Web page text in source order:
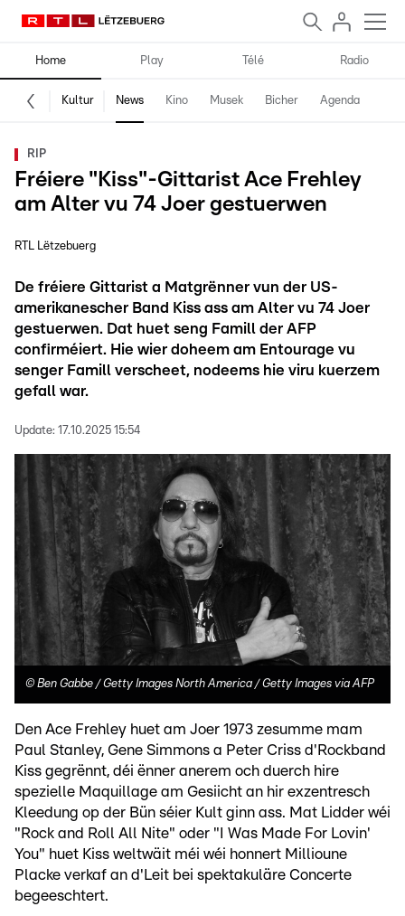
Home Play Télé Radio
Kultur News Kino Musek Bicher Agenda
RIP
Fréiere "Kiss"-Gittarist Ace Frehley
am Alter vu 74 Joer gestuerwen
RTL Lëtzebuerg
De fréiere Gittarist a Matgrënner vun der US-
amerikanescher Band Kiss ass am Alter vu 74 Joer
gestuerwen. Dat huet seng Famill der AFP
confirméiert. Hie wier doheem am Entourage vu
senger Famill verscheet, nodeems hie viru kuerzem
gefall war.
Update: 17.10.2025 15:54
© Ben Gabbe / Getty Images North America / Getty Images via AFP
Den Ace Frehley huet am Joer 1973 zesumme mam
Paul Stanley, Gene Simmons a Peter Criss d'Rockband
Kiss gegrënnt, déi ënner anerem och duerch hire
spezielle Maquillage am Gesiicht an hir exzentresch
Kleedung op der Bün séier Kult ginn ass. Mat Lidder wéi
"Rock and Roll All Nite" oder "I Was Made For Lovin'
You" huet Kiss weltwäit méi wéi honnert Millioune
Placke verkaf an d'Leit bei spektakuläre Concerte
begeeschtert.